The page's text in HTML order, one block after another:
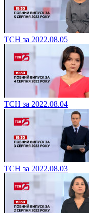
ТСН за 2022.08.05
ТСН за 2022.08.04
ТСН за 2022.08.03